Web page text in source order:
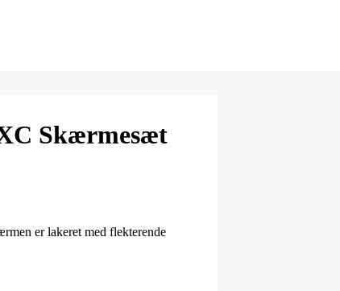
Skærmesæt
er lakeret med flekterende